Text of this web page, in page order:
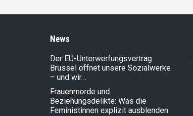
News
Der EU-Unterwerfungsvertrag:
Brüssel öffnet unsere Sozialwerke
– und wir…
Frauenmorde und
Beziehungsdelikte: Was die
Feministinnen explizit ausblenden